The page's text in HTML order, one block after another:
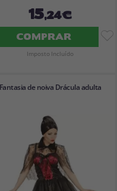
15,24€
COMPRAR
Imposto Incluído
Fantasia de noiva Drácula adulta